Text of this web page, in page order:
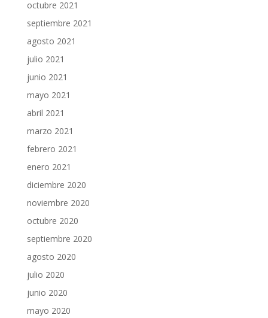
octubre 2021
septiembre 2021
agosto 2021
julio 2021
junio 2021
mayo 2021
abril 2021
marzo 2021
febrero 2021
enero 2021
diciembre 2020
noviembre 2020
octubre 2020
septiembre 2020
agosto 2020
julio 2020
junio 2020
mayo 2020